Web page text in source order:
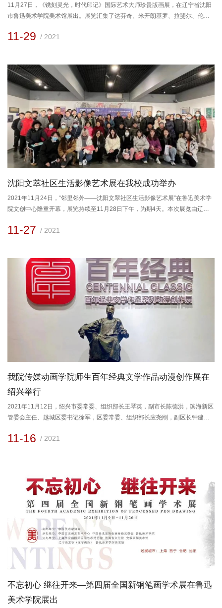
11月27日，《镌刻灵光，时代印记》国际艺术大师珍贵版画展，在辽宁省沈阳
市鲁迅美术学院美术馆展出。展览汇集了达芬奇、米开朗基罗、拉斐尔、伦勃
版画原作作品及大师复刻作品共计200件。佛罗伦萨成为文艺复兴的发源地，引
11-29 / 2021
沈阳文萃社区生活影像艺术展在我校成功举办
2021年11月24日，“邻里邻外——沈阳文翠社区生活影像艺术展”在鲁迅美术学
院文创中心隆重开幕，展览持续至11月28日下午，为期4天。本次展览由辽宁
鲁迅美术学院人文学院、沈阳市沈河区五里河街道文翠社区委员会、沈阳市文
学院院长杨波、...
11-27 / 2021
我院传媒动画学院师生百年经典文学作品动漫创作展在
绍兴举行
2021年11月12日，绍兴市委常委、组织部长王琴英，副市长陈德洪，滨海新区
管委会主任、越城区委书记徐军，区委常委、组织部长应尧刚，副区长钟建荣
由鲁迅美术学院传媒动画学院师生创作的动漫作品。因疫情原因传媒动画学院
11-16 / 2021
不忘初心 继往开来—第四届全国新钢笔画学术展在鲁迅
美术学院展出